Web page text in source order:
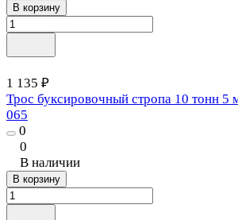
В корзину
1 135 ₽
Трос буксировочный стропа 10 тонн 5
065
0
0
В наличии
В корзину